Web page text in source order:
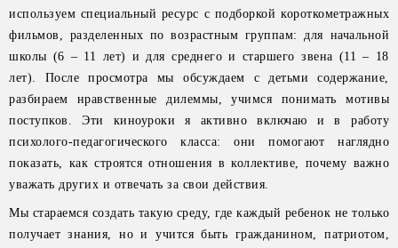
используем специальный ресурс с подборкой короткометражных
фильмов, разделенных по возрастным группам: для начальной
школы (6 – 11 лет) и для среднего и старшего звена (11 – 18
лет). После просмотра мы обсуждаем с детьми содержание,
разбираем нравственные дилеммы, учимся понимать мотивы
поступков. Эти киноуроки я активно включаю и в работу
психолого-педагогического класса: они помогают наглядно
показать, как строятся отношения в коллективе, почему важно
уважать других и отвечать за свои действия.
Мы стараемся создать такую среду, где каждый ребенок не только
получает знания, но и учится быть гражданином, патриотом,